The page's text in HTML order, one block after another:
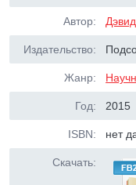
Автор:
Издательство:
Жанр:
Год: 2015
ISBN: нет
Скачать: